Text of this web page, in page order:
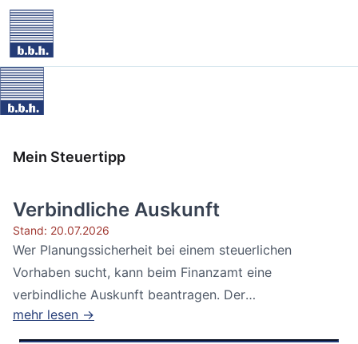
Mein Steuertipp
Verbindliche Auskunft
Stand: 20.07.2026
Wer Planungssicherheit bei einem steuerlichen
Vorhaben sucht, kann beim Finanzamt eine
verbindliche Auskunft beantragen. Der
Bundesfinanzhof...
mehr lesen →